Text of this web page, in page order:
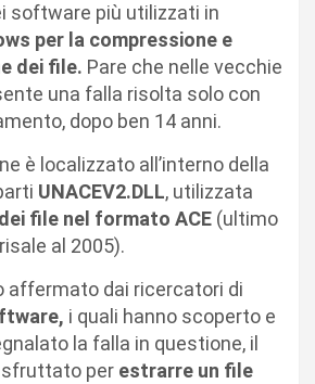
software più utilizzati in
per la compressione e
dei file. Pare che nelle vecchie
una falla risolta solo con
dopo ben 14 anni.
è localizzato all’interno della
UNACEV2.DLL, utilizzata
file nel formato ACE (ultimo
al 2005).
affermato dai ricercatori di
i quali hanno scoperto e
la falla in questione, il
per estrarre un file